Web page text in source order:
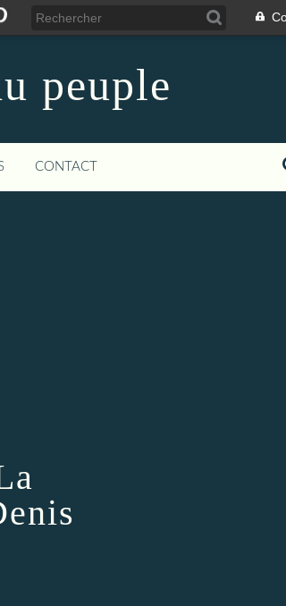
peuple
CONTACT